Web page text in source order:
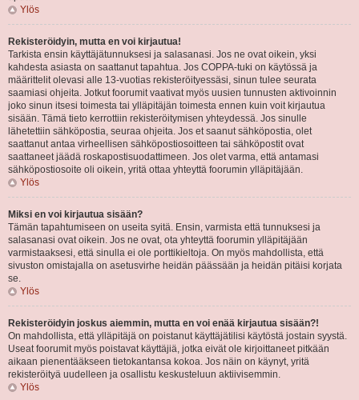
Ylös
Rekisteröidyin, mutta en voi kirjautua!
Tarkista ensin käyttäjätunnuksesi ja salasanasi. Jos ne ovat oikein, yksi
kahdesta asiasta on saattanut tapahtua. Jos COPPA-tuki on käytössä ja
määrittelit olevasi alle 13-vuotias rekisteröityessäsi, sinun tulee seurata
saamiasi ohjeita. Jotkut foorumit vaativat myös uusien tunnusten aktivoinnin
joko sinun itsesi toimesta tai ylläpitäjän toimesta ennen kuin voit kirjautua
sisään. Tämä tieto kerrottiin rekisteröitymisen yhteydessä. Jos sinulle
lähetettiin sähköpostia, seuraa ohjeita. Jos et saanut sähköpostia, olet
saattanut antaa virheellisen sähköpostiosoitteen tai sähköpostit ovat
saattaneet jäädä roskapostisuodattimeen. Jos olet varma, että antamasi
sähköpostiosoite oli oikein, yritä ottaa yhteyttä foorumin ylläpitäjään.
Ylös
Miksi en voi kirjautua sisään?
Tämän tapahtumiseen on useita syitä. Ensin, varmista että tunnuksesi ja
salasanasi ovat oikein. Jos ne ovat, ota yhteyttä foorumin ylläpitäjään
varmistaaksesi, että sinulla ei ole porttikieltoja. On myös mahdollista, että
sivuston omistajalla on asetusvirhe heidän päässään ja heidän pitäisi korjata
se.
Ylös
Rekisteröidyin joskus aiemmin, mutta en voi enää kirjautua sisään?!
On mahdollista, että ylläpitäjä on poistanut käyttäjätilisi käytöstä jostain syystä.
Useat foorumit myös poistavat käyttäjiä, jotka eivät ole kirjoittaneet pitkään
aikaan pienentääkseen tietokantansa kokoa. Jos näin on käynyt, yritä
rekisteröityä uudelleen ja osallistu keskusteluun aktiivisemmin.
Ylös